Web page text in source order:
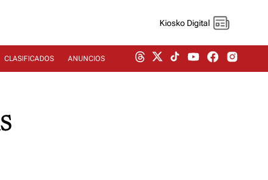
Kiosko Digital
CLASIFICADOS ANUNCIOS